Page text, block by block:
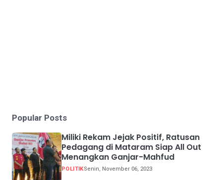
Popular Posts
Miliki Rekam Jejak Positif, Ratusan
Pedagang di Mataram Siap All Out
Menangkan Ganjar-Mahfud
POLITIKSenin, November 06, 2023